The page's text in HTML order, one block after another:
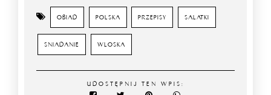
OBIAD POLSKA PRZEPISY SALATKI
SNIADANIE WLOSKA
UDOSTĘPNIJ TEN WPIS: